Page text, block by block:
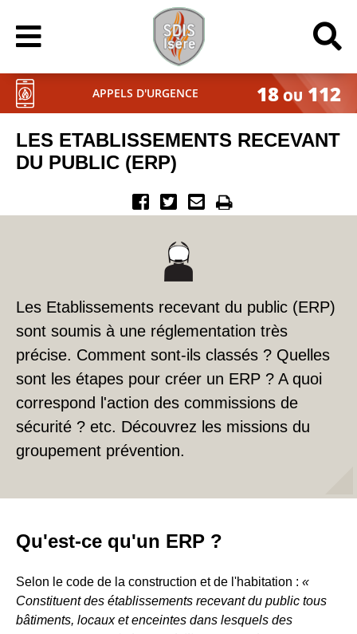
APPELS D'URGENCE 18 OU 112
LES ETABLISSEMENTS RECEVANT
DU PUBLIC (ERP)
Les Etablissements recevant du public (ERP)
sont soumis à une réglementation très
précise. Comment sont-ils classés ? Quelles
sont les étapes pour créer un ERP ? A quoi
correspond l'action des commissions de
sécurité ? etc. Découvrez les missions du
groupement prévention.
Qu'est-ce qu'un ERP ?
Selon le code de la construction et de l'habitation : «
Constituent des établissements recevant du public tous
bâtiments, locaux et enceintes dans lesquels des